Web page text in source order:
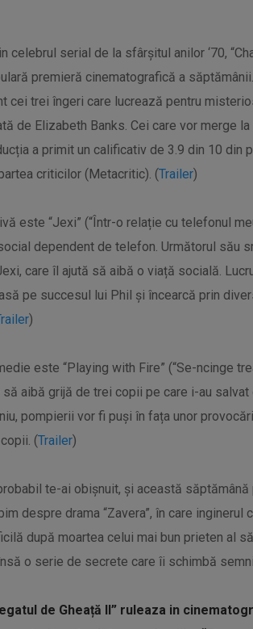
celebrul serial de la sfârșitul anilor ‘70,
premieră cinematografică a
cei trei îngeri care lucrează pentru
de Elizabeth Banks. Cei care vor merge
a primit un calificativ de 3.9 din 10 din
criticilor (Metacritic). (Trailer)
este “Jexi” (“Într-o relație cu telefonul
dependent de telefon. Următorul său
care îl ajută să aibă o viață socială.
pe succesul lui Phil și încearcă prin
)
este “Playing with Fire” (“Se-ncinge
aibă grijă de trei copii pe care i-au
pompierii vor fi puși în fața unor
(Trailer)
te-ai obișnuit, și această
despre drama “Zavera”, în care
după moartea celui mai bun prieten al
o serie de secrete care îi schimbă
de Gheață II” ruleaza in